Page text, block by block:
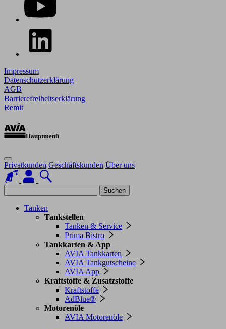
Impressum
Datenschutzerklärung
AGB
Barrierefreiheitserklärung
Remit
Hauptmenü
Privatkunden Geschäftskunden Über uns
Suchen
Tanken
Tankstellen
Tanken & Service
Prima Bistro
Tankkarten & App
AVIA Tankkarten
AVIA Tankgutscheine
AVIA App
Kraftstoffe & Zusatzstoffe
Kraftstoffe
AdBlue®
Motorenöle
AVIA Motorenöle